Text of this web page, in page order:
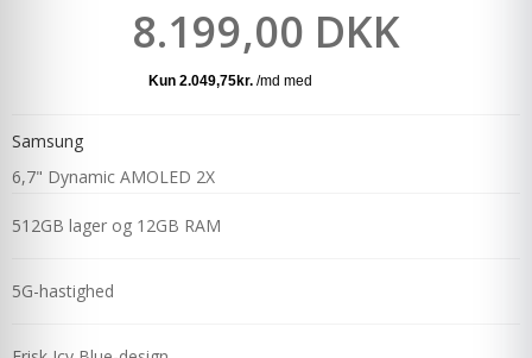
8.199,00 DKK
Samsung
6,7" Dynamic AMOLED 2X
512GB lager og 12GB RAM
5G-hastighed